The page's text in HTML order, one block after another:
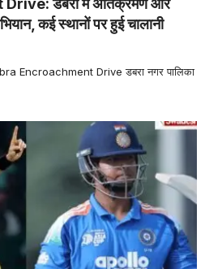
डबरा में अतिक्रमण और
कई स्थानों पर हुई चालानी
Encroachment Drive डबरा नगर पालिका